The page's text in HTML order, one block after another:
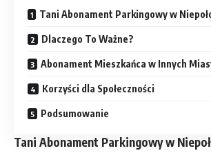
Tani Abonament Parkingowy w
Dlaczego To Ważne?
Abonament Mieszkańca w Innych
Korzyści dla Społeczności
Podsumowanie
Tani Abonament Parkingowy w